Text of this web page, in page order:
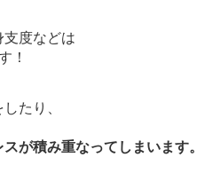
度などは
！
たり、
が積み重なってしまいます。